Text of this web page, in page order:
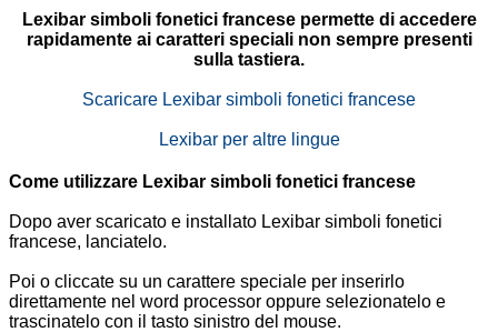
Lexibar simboli fonetici francese permette di accedere
rapidamente ai caratteri speciali non sempre presenti
sulla tastiera.
Scaricare Lexibar simboli fonetici francese
Lexibar per altre lingue
Come utilizzare Lexibar simboli fonetici francese
Dopo aver scaricato e installato Lexibar simboli fonetici
francese, lanciatelo.
Poi o cliccate su un carattere speciale per inserirlo
direttamente nel word processor oppure selezionatelo e
trascinatelo con il tasto sinistro del mouse.